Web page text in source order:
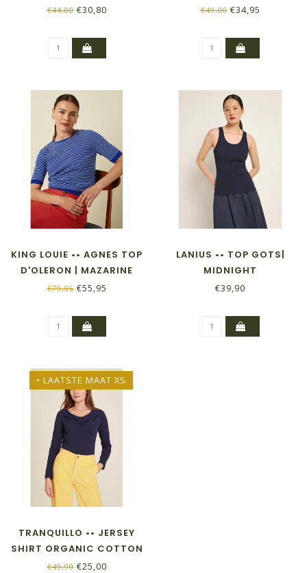
BOTTLEBRUSH MARITIME
€44,00€30,80 €49,00€34,95
KING LOUIE •• AGNES TOP
D'OLERON | MAZARINE
€79,95€55,95
LANIUS •• TOP GOTS|
MIDNIGHT
€39,90
• LAATSTE MAAT XS
TRANQUILLO •• JERSEY
SHIRT ORGANIC COTTON
| NIGHT
€49,90€25,00